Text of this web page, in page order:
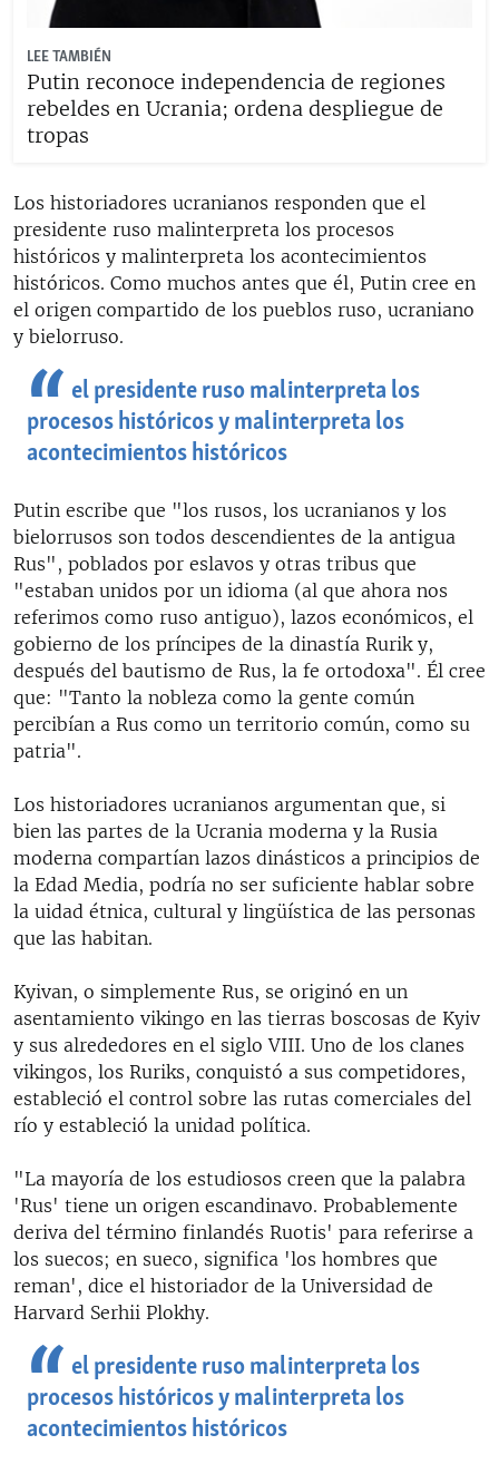
LEE TAMBIÉN
Putin reconoce independencia de regiones
rebeldes en Ucrania; ordena despliegue de
tropas
Los historiadores ucranianos responden que el
presidente ruso malinterpreta los procesos
históricos y malinterpreta los acontecimientos
históricos. Como muchos antes que él, Putin cree en
el origen compartido de los pueblos ruso, ucraniano
y bielorruso.
el presidente ruso malinterpreta los
procesos históricos y malinterpreta los
acontecimientos históricos
Putin escribe que "los rusos, los ucranianos y los
bielorrusos son todos descendientes de la antigua
Rus", poblados por eslavos y otras tribus que
"estaban unidos por un idioma (al que ahora nos
referimos como ruso antiguo), lazos económicos, el
gobierno de los príncipes de la dinastía Rurik y,
después del bautismo de Rus, la fe ortodoxa". Él cree
que: "Tanto la nobleza como la gente común
percibían a Rus como un territorio común, como su
patria".
Los historiadores ucranianos argumentan que, si
bien las partes de la Ucrania moderna y la Rusia
moderna compartían lazos dinásticos a principios de
la Edad Media, podría no ser suficiente hablar sobre
la uidad étnica, cultural y lingüística de las personas
que las habitan.
Kyivan, o simplemente Rus, se originó en un
asentamiento vikingo en las tierras boscosas de Kyiv
y sus alrededores en el siglo VIII. Uno de los clanes
vikingos, los Ruriks, conquistó a sus competidores,
estableció el control sobre las rutas comerciales del
río y estableció la unidad política.
"La mayoría de los estudiosos creen que la palabra
'Rus' tiene un origen escandinavo. Probablemente
deriva del término finlandés Ruotis' para referirse a
los suecos; en sueco, significa 'los hombres que
reman', dice el historiador de la Universidad de
Harvard Serhii Plokhy.
el presidente ruso malinterpreta los
procesos históricos y malinterpreta los
acontecimientos históricos